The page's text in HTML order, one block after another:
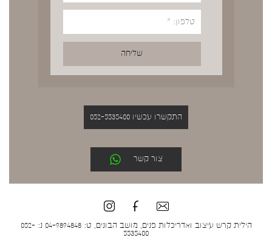
התקשרו עכשיו 052-5535400
צור קשר
הילית קרש עיצוב ואדריכלות פנים, מושב הבונים, ט: 04-9894848 נ: 052-
5535400